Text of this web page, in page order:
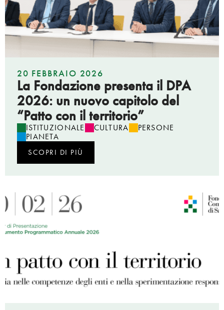
20 FEBBRAIO 2026
La Fondazione presenta il DPA
2026: un nuovo capitolo del
“Patto con il territorio”
ISTITUZIONALE CULTURA
PERSONE
PIANETA
SCOPRI DI PIÙ